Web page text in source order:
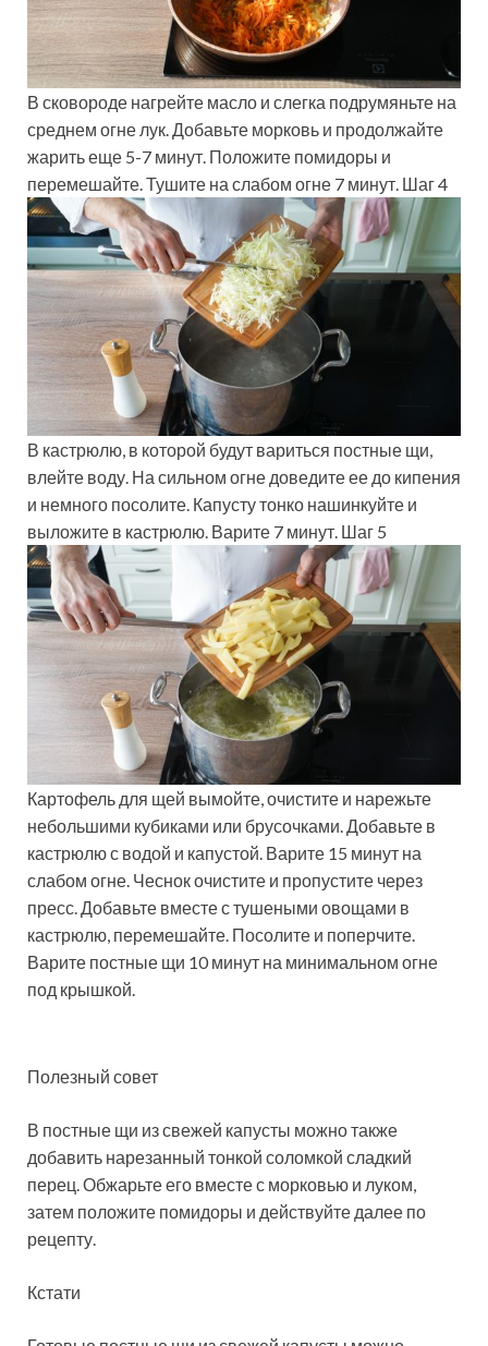
В сковороде нагрейте масло и слегка подрумяньте на
среднем огне лук. Добавьте морковь и продолжайте
жарить еще 5-7 минут. Положите помидоры и
перемешайте. Тушите на слабом огне 7 минут. Шаг 4
В кастрюлю, в которой будут вариться постные щи,
влейте воду. На сильном огне доведите ее до кипения
и немного посолите. Капусту тонко нашинкуйте и
выложите в кастрюлю. Варите 7 минут. Шаг 5
Картофель для щей вымойте, очистите и нарежьте
небольшими кубиками или брусочками. Добавьте в
кастрюлю с водой и капустой. Варите 15 минут на
слабом огне. Чеснок очистите и пропустите через
пресс. Добавьте вместе с тушеными овощами в
кастрюлю, перемешайте. Посолите и поперчите.
Варите постные щи 10 минут на минимальном огне
под крышкой.
Полезный совет
В постные щи из свежей капусты можно также
добавить нарезанный тонкой соломкой сладкий
перец. Обжарьте его вместе с морковью и луком,
затем положите помидоры и действуйте далее по
рецепту.
Кстати